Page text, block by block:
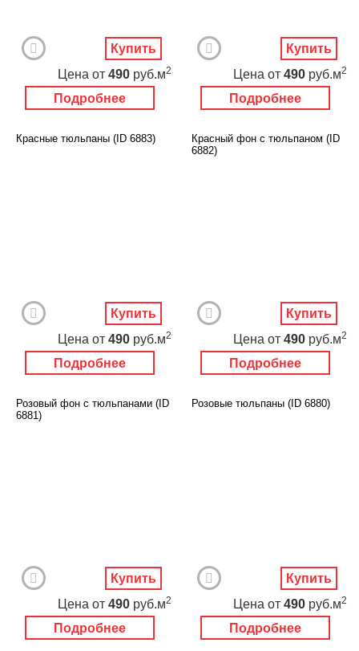
Подробнее
Цена от 490 руб.м2
Купить
Подробнее
Цена от 490 руб.м2
Купить
Красные тюльпаны (ID 6883)
Подробнее
Цена от 490 руб.м2
Купить
Красный фон с тюльпаном (ID
6882)
Подробнее
Цена от 490 руб.м2
Купить
Розовый фон с тюльпанами (ID
6881)
Подробнее
Цена от 490 руб.м2
Купить
Розовые тюльпаны (ID 6880)
Подробнее
Цена от 490 руб.м2
Купить